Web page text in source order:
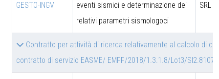
GESTO-INGV
eventi sismici e determinazione dei
relativi parametri sismologoci
SRL
Contratto per attività di ricerca relativamente al calcolo di
contratto di servizio EASME/ EMFF/2018/1.3.1.8/Lot3/